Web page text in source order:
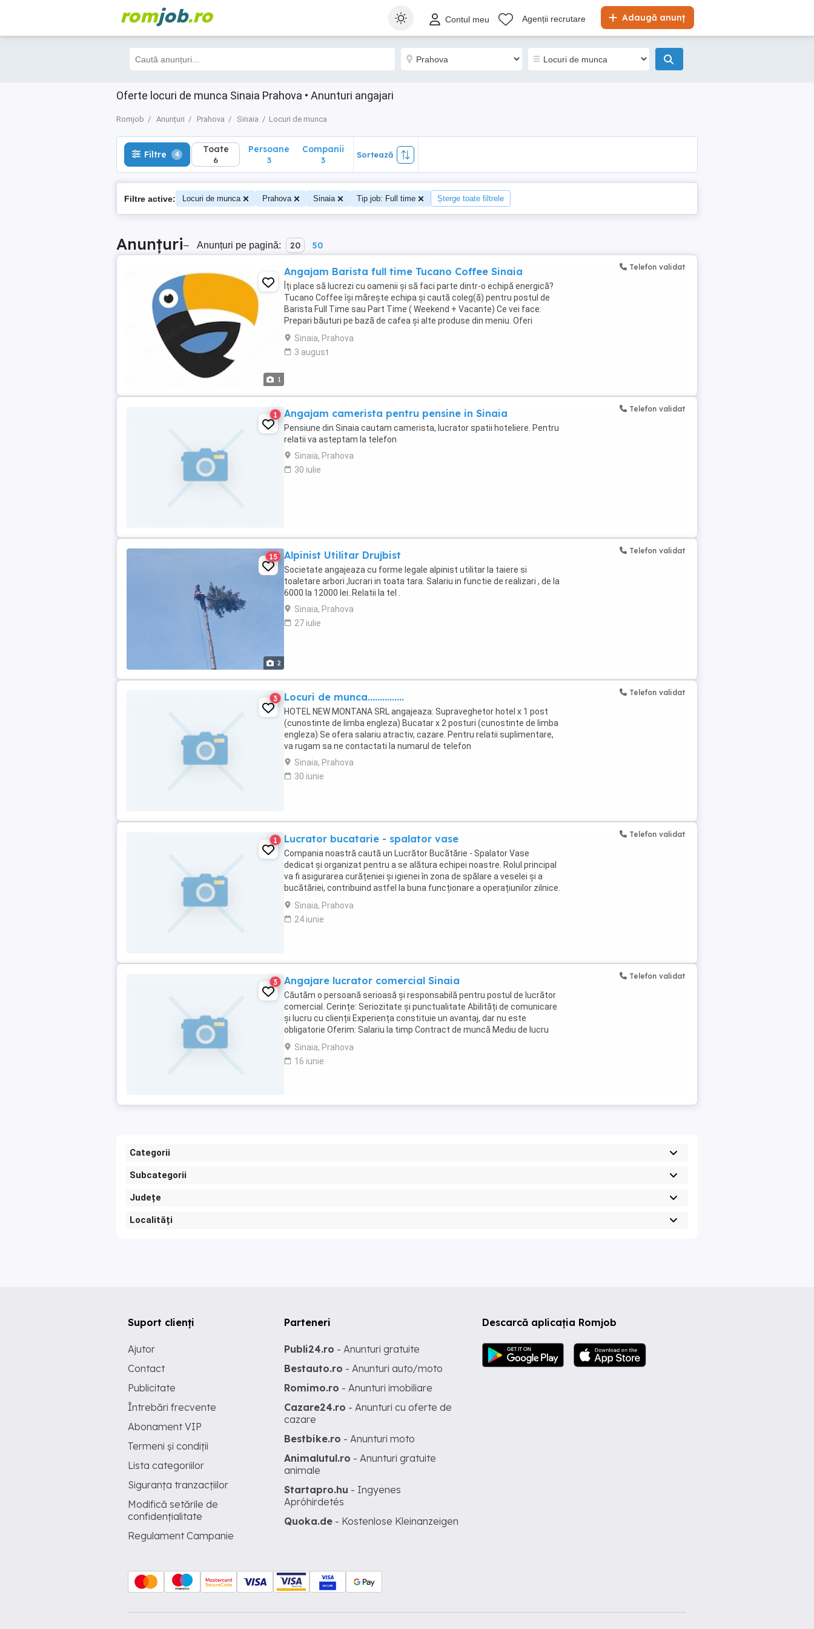
romjob.ro Adaugă anunț
Contul meu Agenții recrutare
Oferte locuri de munca Sinaia Prahova • Anunturi angajari
Romjob Anunțuri Prahova Sinaia Locuri de munca
Filtre 4 Toate
6
Filtre 4 Toate
6
Persoane
3
Companii
3
Sortează
Filtre active: Locuri de munca Prahova Sinaia Tip job: Full time Șterge toate filtrele
Anunțuri– Anunțuri pe pagină: 20 50
1
Angajam Barista full time Tucano Coffee Sinaia
Îți place să lucrezi cu oamenii și să faci parte dintr-o echipă energică?
Tucano Coffee își mărește echipa și caută coleg(ă) pentru postul de
Barista Full Time sau Part Time ( Weekend + Vacante) Ce vei face:
Prepari băuturi pe bază de cafea și alte produse din meniu. Oferi
clienților o experiență ...
Sinaia, Prahova
3 august
Telefon validat
1 Angajam camerista pentru pensine in Sinaia
Pensiune din Sinaia cautam camerista, lucrator spatii hoteliere. Pentru
relatii va asteptam la telefon
Sinaia, Prahova
30 iulie
Telefon validat
2
15 Alpinist Utilitar Drujbist
Societate angajeaza cu forme legale alpinist utilitar la taiere si
toaletare arbori ,lucrari in toata tara. Salariu in functie de realizari , de la
6000 la 12000 lei..Relatii la tel .
Sinaia, Prahova
27 iulie
Telefon validat
3 Locuri de munca...............
HOTEL NEW MONTANA SRL angajeaza: Supraveghetor hotel x 1 post
(cunostinte de limba engleza) Bucatar x 2 posturi (cunostinte de limba
engleza) Se ofera salariu atractiv, cazare. Pentru relatii suplimentare,
va rugam sa ne contactati la numarul de telefon
Sinaia, Prahova
30 iunie
Telefon validat
1 Lucrator bucatarie - spalator vase
Compania noastră caută un Lucrător Bucătărie - Spalator Vase
dedicat și organizat pentru a se alătura echipei noastre. Rolul principal
va fi asigurarea curățeniei și igienei în zona de spălare a veselei și a
bucătăriei, contribuind astfel la buna funcționare a operațiunilor zilnice.
**Responsabilități:** * ...
Sinaia, Prahova
24 iunie
Telefon validat
3 Angajare lucrator comercial Sinaia
Căutăm o persoană serioasă și responsabilă pentru postul de lucrător
comercial. Cerințe: Seriozitate și punctualitate Abilități de comunicare
și lucru cu clienții Experiența constituie un avantaj, dar nu este
obligatorie Oferim: Salariu la timp Contract de muncă Mediu de lucru
plăcut Ptr detalii va ...
Sinaia, Prahova
16 iunie
Telefon validat
Categorii
Subcategorii
Județe
Localități
Descarcă aplicația Romjob
Suport clienți
Ajutor
Contact
Publicitate
Întrebări frecvente
Abonament VIP
Termeni și condiții
Lista categoriilor
Siguranța tranzacțiilor
Modifică setările de
confidențialitate
Regulament Campanie
Parteneri
Publi24.ro - Anunturi gratuite
Bestauto.ro - Anunturi auto/moto
Romimo.ro - Anunturi imobiliare
Cazare24.ro - Anunturi cu oferte de
cazare
Bestbike.ro - Anunturi moto
Animalutul.ro - Anunturi gratuite
animale
Startapro.hu - Ingyenes
Apróhirdetés
Quoka.de - Kostenlose Kleinanzeigen